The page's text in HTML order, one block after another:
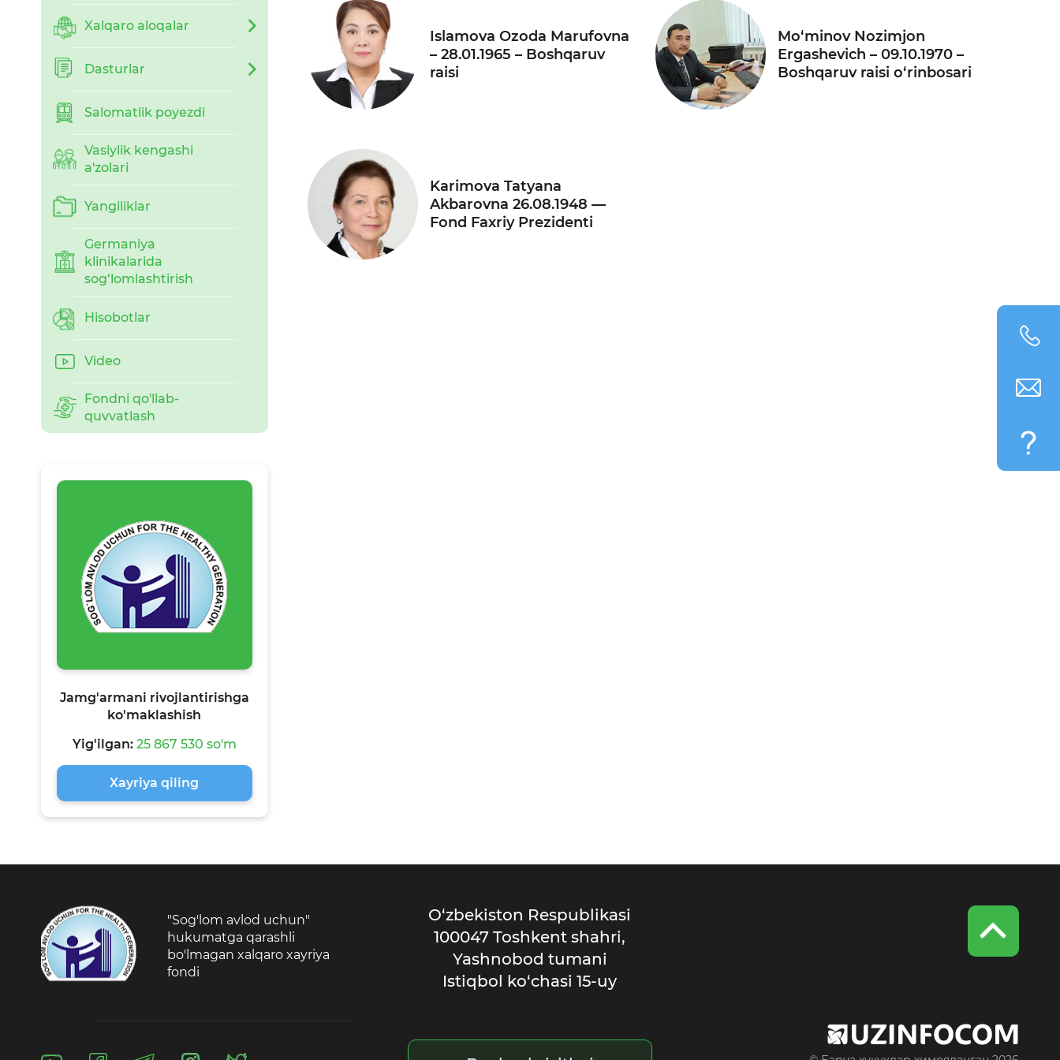
Xalqaro aloqalar
Dasturlar
Salomatlik poyezdi
Vasiylik kengashi
a'zolari
Yangiliklar
Germaniya
klinikalarida
sog‘lomlashtirish
Hisobotlar
Video
Fondni qo'llab-
quvvatlash
Jamg'armani rivojlantirishga
ko'maklashish
Yig'ilgan: 25 867 530 so'm
Xayriya qiling
Islamova Ozoda Marufovna
– 28.01.1965 – Boshqaruv
raisi
Mo‘minov Nozimjon
Ergashevich – 09.10.1970 –
Boshqaruv raisi o‘rinbosari
Karimova Tatyana
Akbarovna 26.08.1948 —
Fond Faxriy Prezidenti
"Sog'lom avlod uchun"
hukumatga qarashli
bo'lmagan xalqaro xayriya
fondi
O‘zbekiston Respublikasi
100047 Toshkent shahri,
Yashnobod tumani
Istiqbol ko‘chasi 15-uy